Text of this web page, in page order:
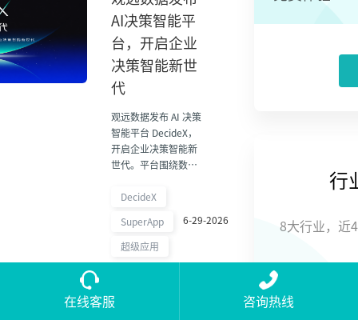
AI决策智能平
台，开启企业
决策智能新世
代
观远数据发布 AI 决策
智能平台 DecideX，
开启企业决策智能新
世代。平台围绕数
和业务工作流，帮助
动的决策闭环。
DecideX
SuperApp
超级应用
6-29-2026
观远数据：让
行
8大行业，近
在线客服 咨询热线